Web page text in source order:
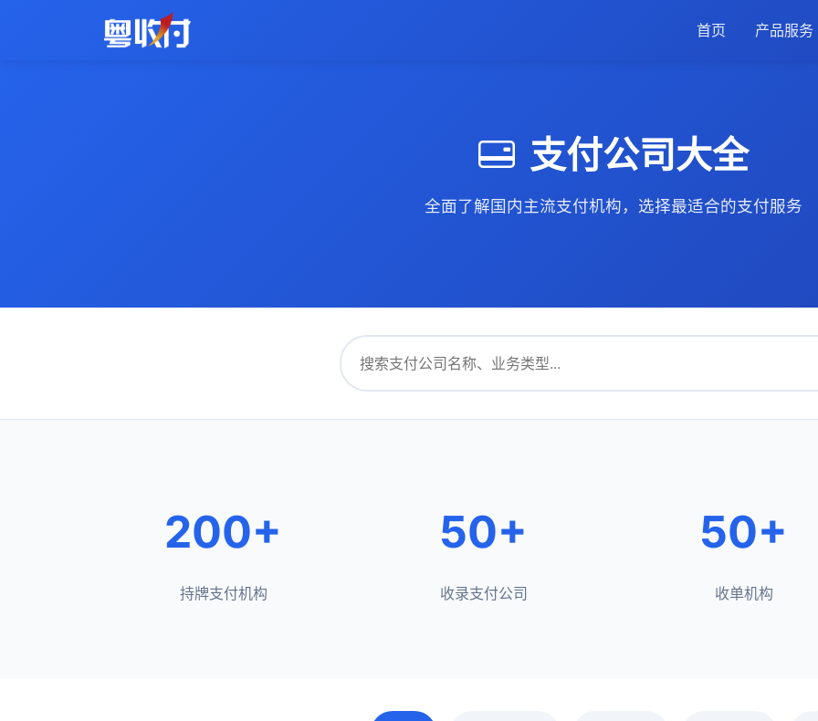
首页 产品服务
支付公司大全
全面了解国内主流支付机构，选择最适合的支付服务
200+
持牌支付机构
50+
收录支付公司
50+
收单机构